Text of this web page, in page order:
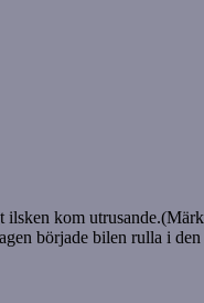
kom
började bilen rulla i